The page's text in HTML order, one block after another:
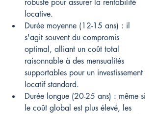
robuste pour assurer la rentabilité
locative.
Durée moyenne (12-15 ans) : il
s'agit souvent du compromis
optimal, alliant un coût total
raisonnable à des mensualités
supportables pour un investissement
locatif standard.
Durée longue (20-25 ans) : même si
le coût global est plus élevé, les